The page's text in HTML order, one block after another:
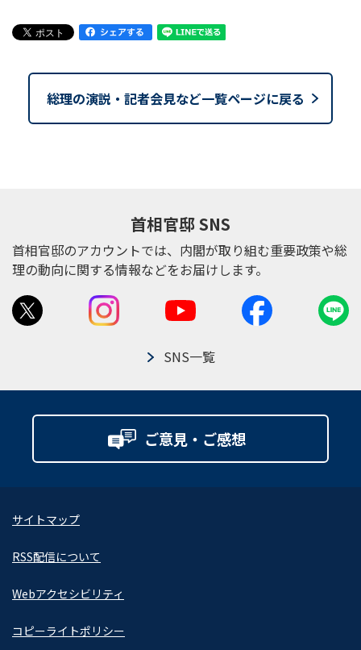
総理の演説・記者会見など一覧ページに戻る
首相官邸 SNS
首相官邸のアカウントでは、内閣が取り組む重要政策や総
理の動向に関する情報などをお届けします。
SNS一覧
ご意見・ご感想
サイトマップ
RSS配信について
Webアクセシビリティ
コピーライトポリシー